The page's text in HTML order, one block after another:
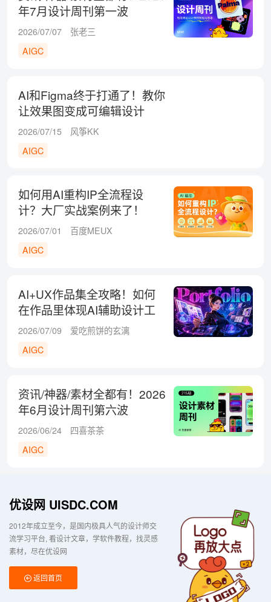
年7月设计周刊第一波
2026/07/07
张老三
AIGC
AI和Figma终于打通了！教你
让效果图变成可编辑设计
稿！
2026/07/15
风筝KK
AIGC
如何用AI重构IP全流程设
计？大厂实战案例来了！
2026/07/01
百度MEUX
AIGC
AI+UX作品集全攻略！如何
在作品里体现AI辅助设计工
作流？
2026/07/09
爱吃煎饼的玄漓
AIGC
资讯/神器/素材全都有！2026
年6月设计周刊第六波
2026/06/24
四喜茶茶
AIGC
优设网 UISDC.COM
2012年成立至今，是国内极具人气的设计师交
流学习平台 看设计文章，学软件教程，找灵感
素材，尽在优设网
返回首页